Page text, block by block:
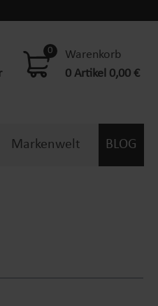
0
Warenkorb
0 Artikel 0,00 €
Markenwelt BLOG